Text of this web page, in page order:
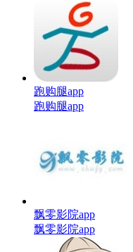
跑购腿app
跑购腿app
飘零影院app
飘零影院app